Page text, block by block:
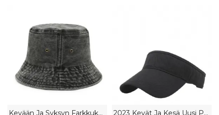
Kevään Ja Syksyn Farkkukalastajahattu Aurinkohattu Pari Miehille Ja Naisille Muoti Kevyt Lautasallashattu
2023 Kevät Ja Kesä Uusi Puuvilla Ankan Kieli Tyhjä Silinteri Miehet Ja Naiset Parit Ulkoilu Rento Korkea Poninhäntähattu